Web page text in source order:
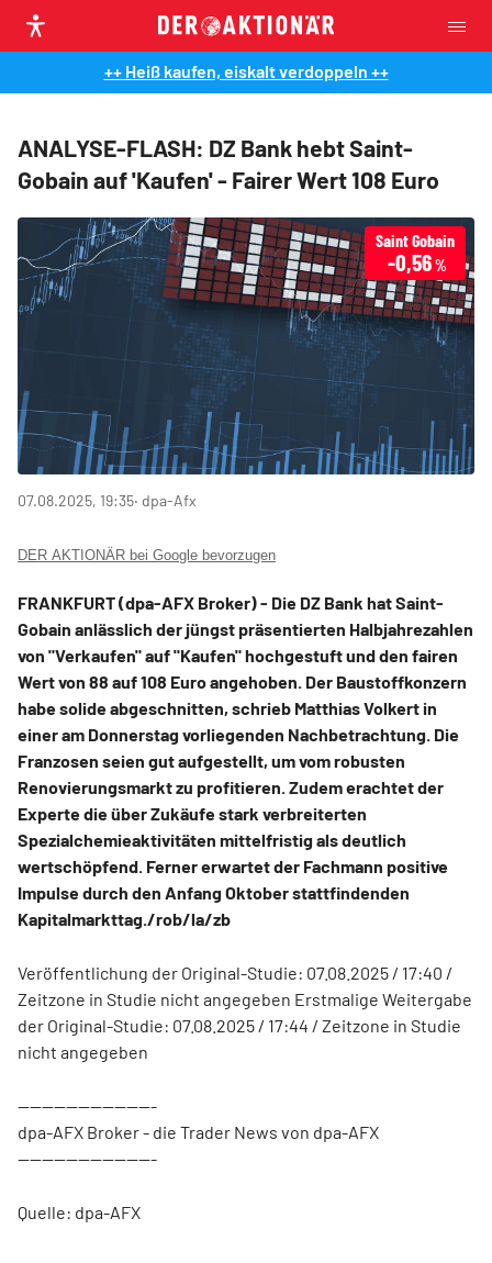
++ Heiß kaufen, eiskalt verdoppeln ++
ANALYSE-FLASH: DZ Bank hebt Saint-
Gobain auf 'Kaufen' - Fairer Wert 108 Euro
Saint Gobain
-0,56%
07.08.2025, 19:35‧ dpa-Afx
DER AKTIONÄR bei Google bevorzugen
FRANKFURT (dpa-AFX Broker) - Die DZ Bank hat Saint-
Gobain anlässlich der jüngst präsentierten Halbjahrezahlen
von "Verkaufen" auf "Kaufen" hochgestuft und den fairen
Wert von 88 auf 108 Euro angehoben. Der Baustoffkonzern
habe solide abgeschnitten, schrieb Matthias Volkert in
einer am Donnerstag vorliegenden Nachbetrachtung. Die
Franzosen seien gut aufgestellt, um vom robusten
Renovierungsmarkt zu profitieren. Zudem erachtet der
Experte die über Zukäufe stark verbreiterten
Spezialchemieaktivitäten mittelfristig als deutlich
wertschöpfend. Ferner erwartet der Fachmann positive
Impulse durch den Anfang Oktober stattfindenden
Kapitalmarkttag./rob/la/zb
Veröffentlichung der Original-Studie: 07.08.2025 / 17:40 /
Zeitzone in Studie nicht angegeben Erstmalige Weitergabe
der Original-Studie: 07.08.2025 / 17:44 / Zeitzone in Studie
nicht angegeben
-----------------------
dpa-AFX Broker - die Trader News von dpa-AFX
-----------------------
Quelle: dpa-AFX